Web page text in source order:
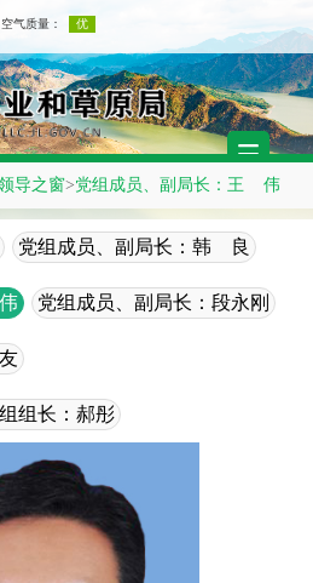
导之窗>党组成员、副局长：王 伟
党组成员、副局长：韩 良
党组成员、副局长：段永刚
组长：郝彤